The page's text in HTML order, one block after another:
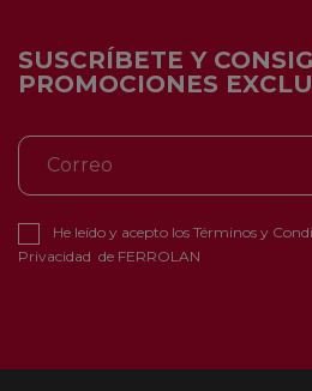
SUSCRÍBETE Y
PROMOCIONES
He leído y acepto los Términos y
Privacidad de FERROLAN